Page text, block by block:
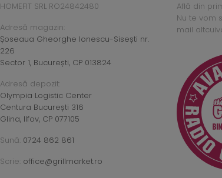
HOMEFIT SRL RO24842480
Adresă magazin:
Șoseaua Gheorghe Ionescu-Sisești nr.
226
Sector 1, București, CP 013824
Adresă depozit:
Olympia Logistic Center
Centura București 316
Glina, Ilfov, CP 077105
Sună: 0724 862 861
Scrie: office@grillmarket.ro
Află din
Nu te vom
mail